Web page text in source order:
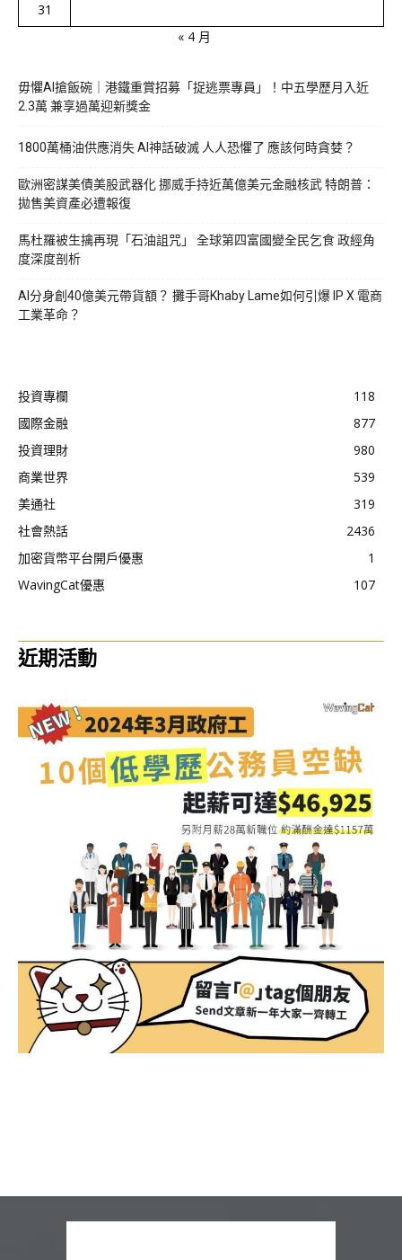
31
« 4 月
毋懼AI搶飯碗｜港鐵重賞招募「捉逃票專員」！中五學歷月入近
2.3萬 兼享過萬迎新獎金
1800萬桶油供應消失 AI神話破滅 人人恐懼了 應該何時貪婪？
歐洲密謀美債美股武器化 挪威手持近萬億美元金融核武 特朗普：
拋售美資產必遭報復
馬杜羅被生擒再現「石油詛咒」 全球第四富國變全民乞食 政經角
度深度剖析
AI分身創40億美元帶貨額？ 攤手哥Khaby Lame如何引爆 IP X 電商
工業革命？
投資專欄
118
國際金融
877
投資理財
980
商業世界
539
美通社
319
社會熱話
2436
加密貨幣平台開戶優惠
1
WavingCat優惠
107
近期活動